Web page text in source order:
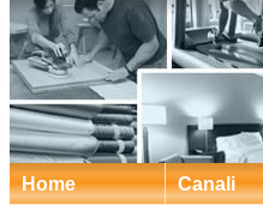
Home Canali